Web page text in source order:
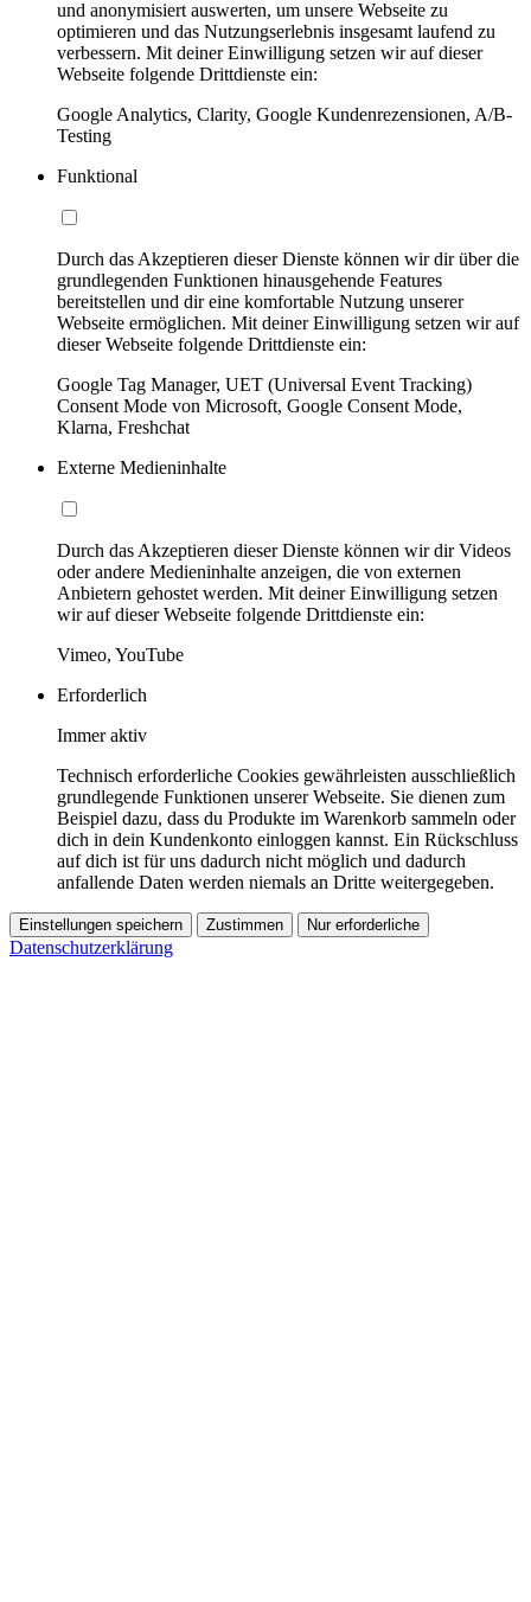
und anonymisiert auswerten, um unsere Webseite zu
optimieren und das Nutzungserlebnis insgesamt laufend zu
verbessern. Mit deiner Einwilligung setzen wir auf dieser
Webseite folgende Drittdienste ein:
Google Analytics, Clarity, Google Kundenrezensionen, A/B-
Testing
Funktional
Durch das Akzeptieren dieser Dienste können wir dir über die
grundlegenden Funktionen hinausgehende Features
bereitstellen und dir eine komfortable Nutzung unserer
Webseite ermöglichen. Mit deiner Einwilligung setzen wir auf
dieser Webseite folgende Drittdienste ein:
Google Tag Manager, UET (Universal Event Tracking)
Consent Mode von Microsoft, Google Consent Mode,
Klarna, Freshchat
Externe Medieninhalte
Durch das Akzeptieren dieser Dienste können wir dir Videos
oder andere Medieninhalte anzeigen, die von externen
Anbietern gehostet werden. Mit deiner Einwilligung setzen
wir auf dieser Webseite folgende Drittdienste ein:
Vimeo, YouTube
Erforderlich
Immer aktiv
Technisch erforderliche Cookies gewährleisten ausschließlich
grundlegende Funktionen unserer Webseite. Sie dienen zum
Beispiel dazu, dass du Produkte im Warenkorb sammeln oder
dich in dein Kundenkonto einloggen kannst. Ein Rückschluss
auf dich ist für uns dadurch nicht möglich und dadurch
anfallende Daten werden niemals an Dritte weitergegeben.
Einstellungen speichern Zustimmen Nur erforderliche
Datenschutzerklärung